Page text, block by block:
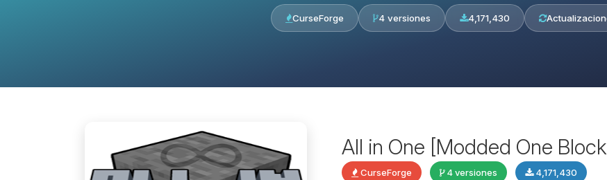
CurseForge 4 versiones 4,171,430
All in One [Modded One
CurseForge 4 versiones 4,171,430